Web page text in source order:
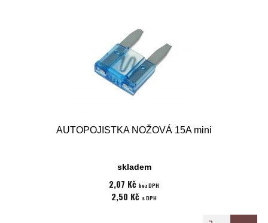
AUTOPOJISTKA NOŽOVÁ 15A mini
skladem
2,07 Kč bez DPH
2,50 Kč s DPH